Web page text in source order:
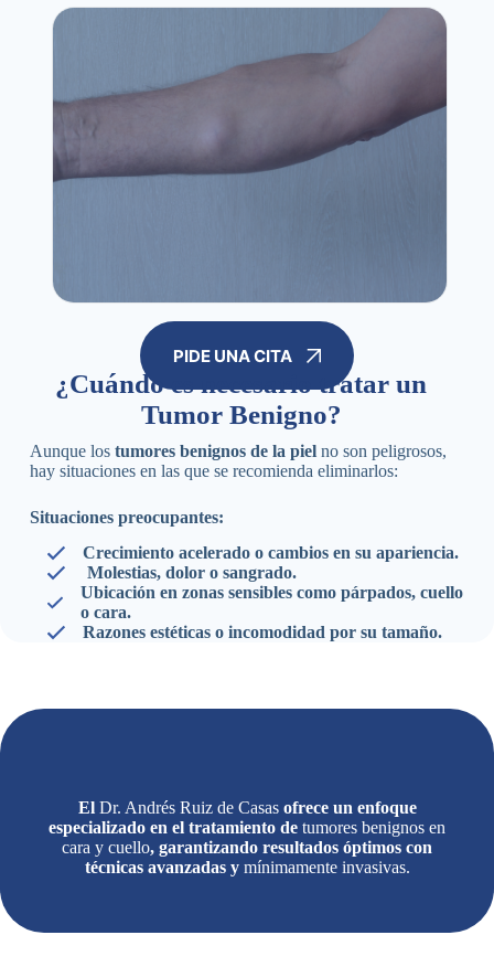
PIDE UNA CITA
¿Cuándo es necesario tratar un
Tumor Benigno?
Aunque los tumores benignos de la pielno son peligrosos,
hay situaciones en las que se recomienda eliminarlos:
Situaciones preocupantes:
Crecimiento acelerado o cambios en su apariencia.
Molestias, dolor o sangrado.
Ubicación en zonas sensibles como párpados, cuello
o cara.
Razones estéticas o incomodidad por su tamaño.
El Dr. Andrés Ruiz de Casasofrece un enfoque
especializado en el tratamiento de tumores benignos en
cara y cuello, garantizando resultados óptimos con
técnicas avanzadas y mínimamente invasivas.